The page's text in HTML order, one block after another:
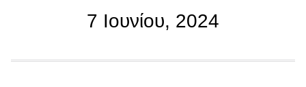
7 Ιουνίου, 2024